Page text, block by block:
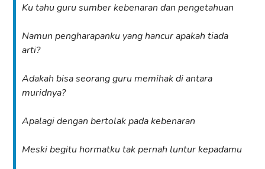
Ku tahu guru sumber kebenaran dan pengetahuan
Namun pengharapanku yang hancur apakah tiada
arti?
Adakah bisa seorang guru memihak di antara
muridnya?
Apalagi dengan bertolak pada kebenaran
Meski begitu hormatku tak pernah luntur kepadamu